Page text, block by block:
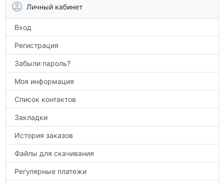
по предметам.
Личный кабинет
Вход
Регистрация
Забыли пароль?
Моя информация
Список контактов
Закладки
История заказов
Файлы для скачивания
Регулярные платежи